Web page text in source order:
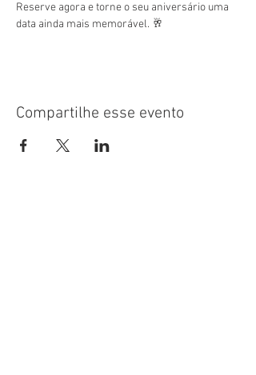
Reserve agora e torne o seu aniversário uma
data ainda mais memorável. 🥂
Compartilhe esse evento